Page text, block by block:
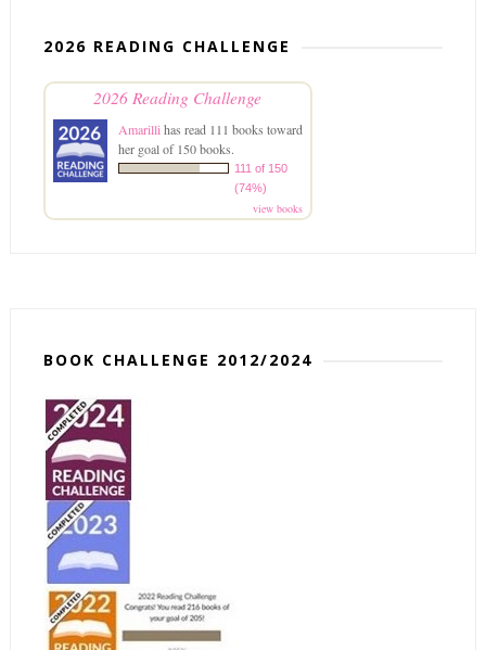
2026 READING CHALLENGE
2026 Reading Challenge
Amarillihas read 111 books toward
her goal of 150 books.
111 of 150
(74%)
view books
BOOK CHALLENGE 2012/2024